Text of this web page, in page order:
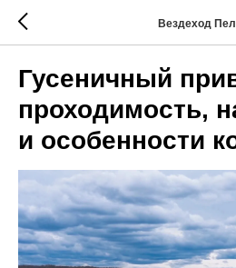
Вездеход
Гусеничный
проходимость,
и особенности